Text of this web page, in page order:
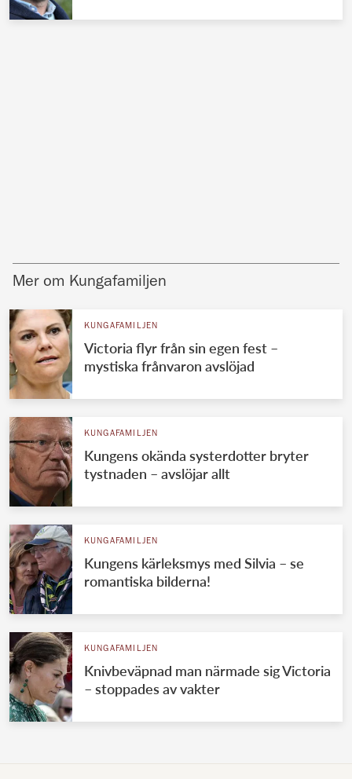
Mer om Kungafamiljen
KUNGAFAMILJEN
Victoria flyr från sin egen fest –
mystiska frånvaron avslöjad
KUNGAFAMILJEN
Kungens okända systerdotter bryter
tystnaden – avslöjar allt
KUNGAFAMILJEN
Kungens kärleksmys med Silvia – se
romantiska bilderna!
KUNGAFAMILJEN
Knivbeväpnad man närmade sig Victoria
– stoppades av vakter